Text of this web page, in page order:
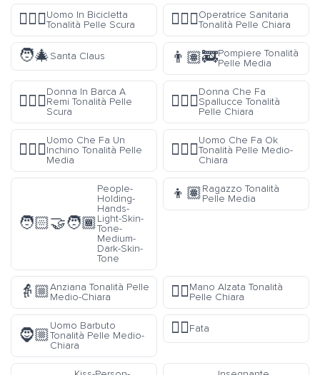
🚴🏿‍♂️Uomo In Bicicletta
Tonalità Pelle Scura
👩🏻‍⚕️Operatrice Sanitaria
Tonalità Pelle Chiara
🧑‍🎄Santa Claus 👨🏽‍🚒Pompiere Tonalità
Pelle Media
🚣🏿‍♀️
Donna In Barca A
Remi Tonalità Pelle
Scura
🤷🏻‍♀️
Donna Che Fa
Spallucce Tonalità
Pelle Chiara
🙇🏽‍♂️
Uomo Che Fa Un
Inchino Tonalità Pelle
Media
🙆🏼‍♂️
Uomo Che Fa Ok
Tonalità Pelle Medio-
Chiara
🧑🏻‍🤝‍🧑🏾
People-
Holding-
Hands-
Light-Skin-
Tone-
Medium-
Dark-Skin-
Tone
👦🏽Ragazzo Tonalità
Pelle Media
👵🏼Anziana Tonalità Pelle
Medio-Chiara
✋🏻Mano Alzata Tonalità
Pelle Chiara
🧔🏼
Uomo Barbuto
Tonalità Pelle Medio-
Chiara
🧚‍♀️Fata